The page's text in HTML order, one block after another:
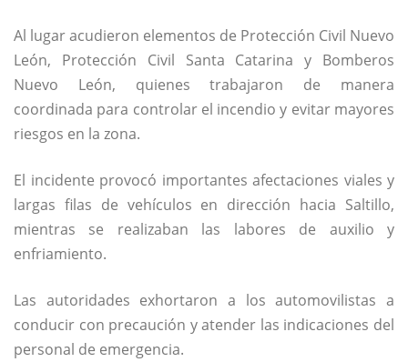
Al lugar acudieron elementos de Protección Civil Nuevo
León, Protección Civil Santa Catarina y Bomberos
Nuevo León, quienes trabajaron de manera
coordinada para controlar el incendio y evitar mayores
riesgos en la zona.
El incidente provocó importantes afectaciones viales y
largas filas de vehículos en dirección hacia Saltillo,
mientras se realizaban las labores de auxilio y
enfriamiento.
Las autoridades exhortaron a los automovilistas a
conducir con precaución y atender las indicaciones del
personal de emergencia.